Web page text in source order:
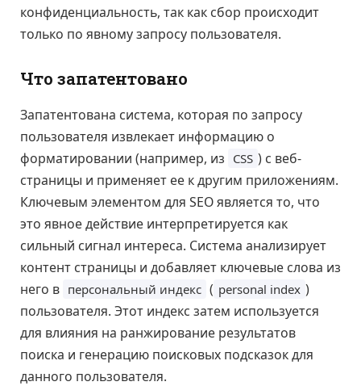
конфиденциальность, так как сбор происходит
только по явному запросу пользователя.
Что запатентовано
Запатентована система, которая по запросу
пользователя извлекает информацию о
форматировании (например, из CSS ) с веб-
страницы и применяет ее к другим приложениям.
Ключевым элементом для SEO является то, что
это явное действие интерпретируется как
сильный сигнал интереса. Система анализирует
контент страницы и добавляет ключевые слова из
него в персональный индекс ( personal index )
пользователя. Этот индекс затем используется
для влияния на ранжирование результатов
поиска и генерацию поисковых подсказок для
данного пользователя.